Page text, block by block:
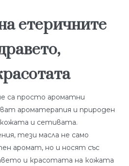
етеричните
са просто ароматни
ароматерапия и природен
кожата и сетивата.
тези масла не само
аромат, но и носят със
и красотата на кожата